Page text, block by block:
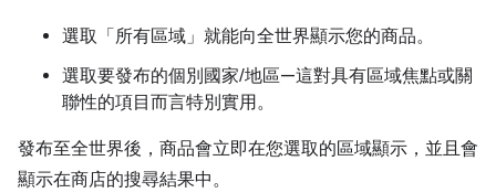
選取「所有區域」 就能向全世界顯示您的商品。
選取要發布的個別國家/地區—這對具有區域焦點或關
聯性的項目而言特別實用。
發布至全世界後，商品會立即在您選取的區域顯示，並且會
顯示在商店的搜尋結果中。